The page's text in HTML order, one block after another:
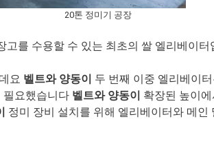
20톤 정미기 공장
고를 수용할 수 있는 최초의 쌀 엘리베이
요 벨트와 양동이 두 번째 이중 엘리베이
필요했습니다 벨트와 양동이 확장된 높이
정미 장비 설치를 위해 엘리베이터와 메